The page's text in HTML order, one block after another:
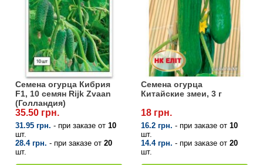
Семена огурца Кибрия
F1, 10 семян Rijk Zvaan
(Голландия)
35.50 грн.
31.95 грн. - при заказе от 10
шт.
28.4 грн. - при заказе от 20
шт.
Семена огурца
Китайские змеи, 3 г
18 грн.
16.2 грн. - при заказе от 10
шт.
14.4 грн. - при заказе от 20
шт.